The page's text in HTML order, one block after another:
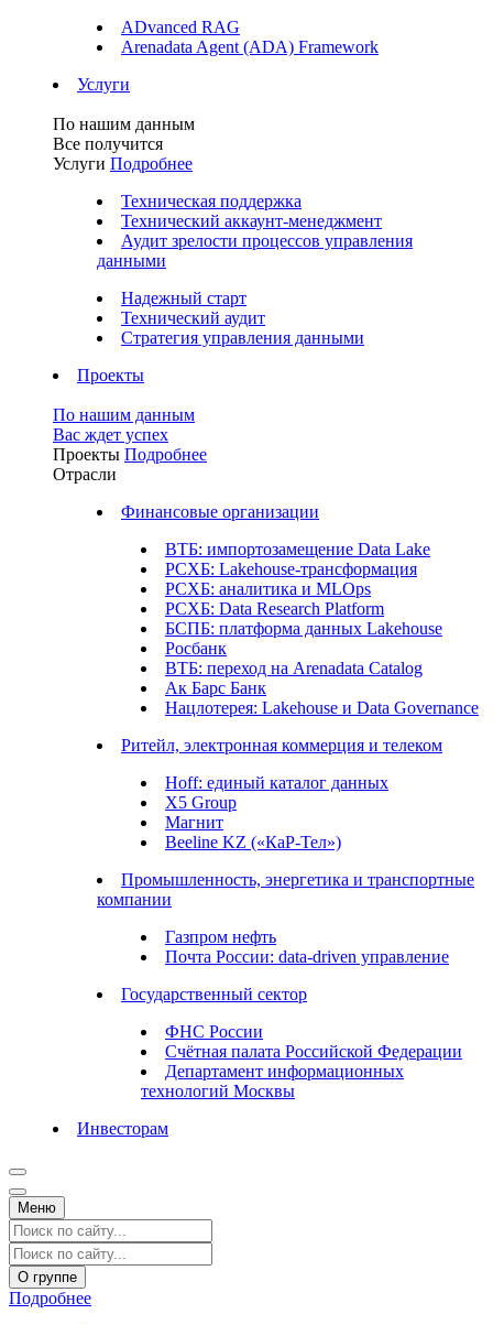
ADvanced RAG
Arenadata Agent (ADA) Framework
Услуги
По нашим данным
Все получится
Услуги Подробнее
Техническая поддержка
Технический аккаунт-менеджмент
Аудит зрелости процессов управления
данными
Надежный старт
Технический аудит
Стратегия управления данными
Проекты
По нашим данным
Вас ждет успех
Проекты Подробнее
Отрасли
Финансовые организации
ВТБ: импортозамещение Data Lake
РСХБ: Lakehouse-трансформация
РСХБ: аналитика и MLOps
РСХБ: Data Research Platform
БСПБ: платформа данных Lakehouse
Росбанк
ВТБ: переход на Arenadata Catalog
Ак Барс Банк
Нацлотерея: Lakehouse и Data Governance
Ритейл, электронная коммерция и телеком
Hoff: единый каталог данных
X5 Group
Магнит
Beeline KZ («КаР-Тел»)
Промышленность, энергетика и транспортные
компании
Газпром нефть
Почта России: data-driven управление
Государственный сектор
ФНС России
Счётная палата Российской Федерации
Департамент информационных
технологий Москвы
Инвесторам
Меню
О группе
Подробнее